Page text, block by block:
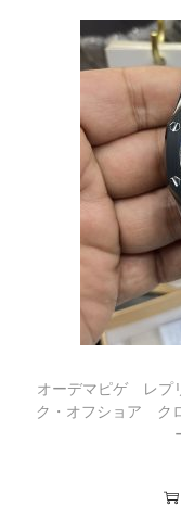
オーデマピゲ レプ
ク・オフショア